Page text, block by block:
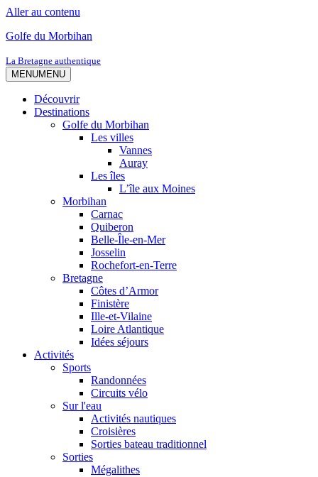
Aller au contenu
Golfe du Morbihan
La Bretagne authentique
MENUMENU
Découvrir
Destinations
Golfe du Morbihan
Les villes
Vannes
Auray
Les îles
L’île aux Moines
Morbihan
Carnac
Quiberon
Belle-Île-en-Mer
Josselin
Rochefort-en-Terre
Bretagne
Côtes d’Armor
Finistère
Ille-et-Vilaine
Loire Atlantique
Idées séjours
Activités
Sports
Randonnées
Circuits vélo
Sur l'eau
Activités nautiques
Croisières
Sorties bateau traditionnel
Sorties
Mégalithes